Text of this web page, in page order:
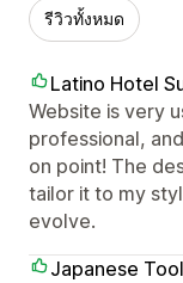
รีวิวทั้งหมด
Latino Hotel
Website is very
professional,
on point! The
tailor it to my
evolve.
Japanese